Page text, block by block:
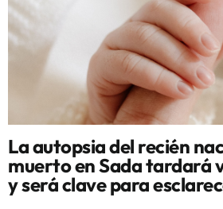
La autopsia del recién
muerto en Sada tardará
y será clave para